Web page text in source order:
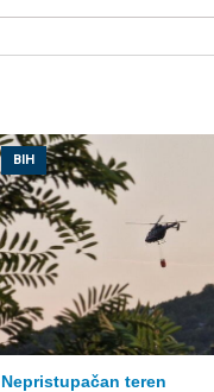
BIH
Nepristupačan teren